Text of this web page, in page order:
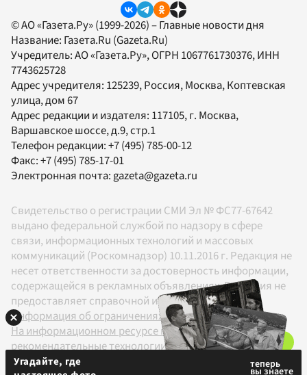
© АО «Газета.Ру» (1999-2026) – Главные новости дня
Название: Газета.Ru (Gazeta.Ru)
Учредитель:АО «Газета.Ру», ОГРН 1067761730376, ИНН
7743625728
Адрес учредителя: 125239, Россия, Москва, Коптевская
улица, дом 67
Адрес редакции и издателя: 117105, г. Москва,
Варшавское шоссе, д.9, стр.1
Телефон редакции:+7 (495) 785-00-12
Факс:+7 (495) 785-17-01
Электронная почта:gazeta@gazeta.ru
Свидетельство о регистрации СМИ Эл № ФС77-67642
выдано федеральной службой по надзору в сфере
связи, информационных технологий и массовых
коммуникаций (Роскомнадзор) 10.11.2016 г. Редакция не
несет ответственности за достоверность информации,
содержащейся в рекламных объявлениях. Редакция не
предоставляет справочной информации.
Информация об ограничениях
На информационном ресурсе применяются
рекомендательные технологии в соответствии с
Правилами
Угадайте, где